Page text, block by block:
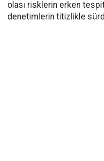
olası risklerin erken
denetimlerin titizlikle